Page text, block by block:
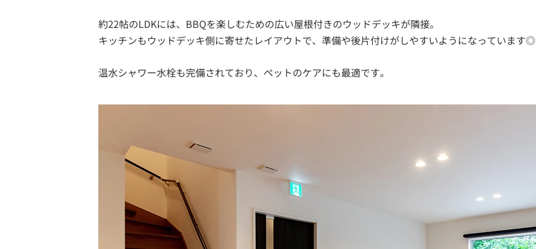
約22帖のLDKには、BBQを楽しむための広い屋根付きのウッドデッキが隣接。
キッチンもウッドデッキ側に寄せたレイアウトで、準備や後片付けがしやすいようになっています◎
温水シャワー水栓も完備されており、ペットのケアにも最適です。